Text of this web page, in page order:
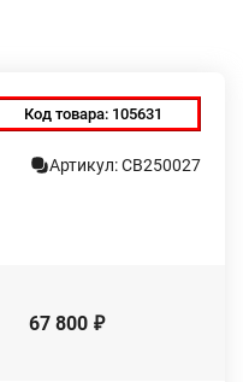
Код товара: 105631
Артикул: СВ250027
67 800 ₽